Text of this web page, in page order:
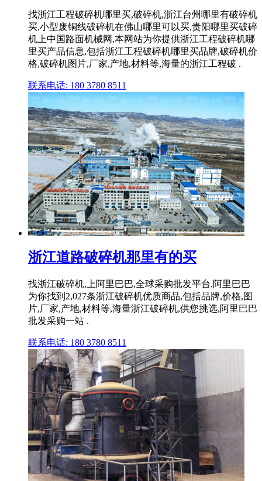
找浙江工程破碎机哪里买,破碎机,浙江台州哪里有破碎机
买,小型废铜线破碎机在佛山哪里可以买,贵阳哪里买破碎
机上中国路面机械网,本网站为你提供浙江工程破碎机哪
里买产品信息,包括浙江工程破碎机哪里买品牌,破碎机价
格,破碎机图片,厂家,产地,材料等,海量的浙江工程破 .
联系电话: 180 3780 8511
浙江道路破碎机那里有的买
找浙江破碎机,上阿里巴巴,全球采购批发平台,阿里巴巴
为你找到2,027条浙江破碎机优质商品,包括品牌,价格,图
片,厂家,产地,材料等,海量浙江破碎机,供您挑选,阿里巴巴
批发采购一站 .
联系电话: 180 3780 8511